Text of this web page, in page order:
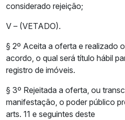
considerado rejeição;
V – (VETADO).
§ 2º Aceita a oferta e realizado
acordo, o qual será título hábil
registro de imóveis.
§ 3º Rejeitada a oferta, ou
manifestação, o poder público
arts. 11 e seguintes deste